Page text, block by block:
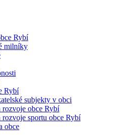
Rybí
milníky
Rybí
subjekty v obci
rozvoje obce Rybí
rozvoje sportu obce Rybí
obce